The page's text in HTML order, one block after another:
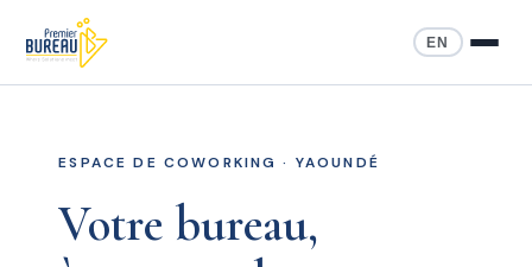
EN
ESPACE DE COWORKING · YAOUNDÉ
Votre bureau,